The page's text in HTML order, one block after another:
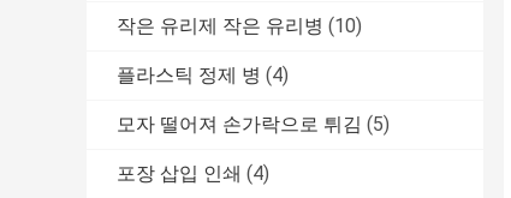
작은 유리제 작은 유리병 (10)
플라스틱 정제 병 (4)
모자 떨어져 손가락으로 튀김 (5)
포장 삽입 인쇄 (4)